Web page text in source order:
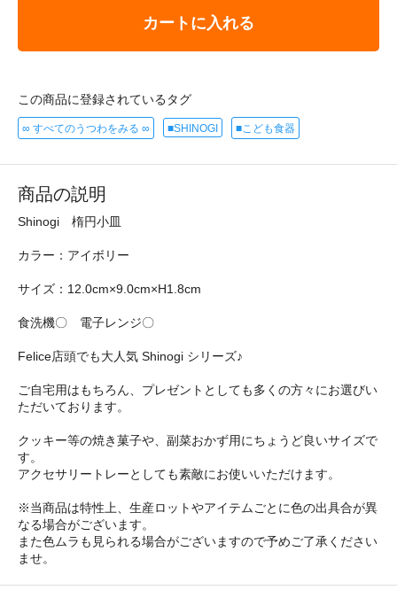
カートに入れる
この商品に登録されているタグ
∞ すべてのうつわをみる ∞ ■SHINOGI ■こども食器
商品の説明
Shinogi 楕円小皿
カラー：アイボリー
サイズ：12.0cm×9.0cm×H1.8cm
食洗機〇 電子レンジ〇
Felice店頭でも大人気 Shinogi シリーズ♪
ご自宅用はもちろん、プレゼントとしても多くの方々にお選びい
ただいております。
クッキー等の焼き菓子や、副菜おかず用にちょうど良いサイズで
す。
アクセサリートレーとしても素敵にお使いいただけます。
※当商品は特性上、生産ロットやアイテムごとに色の出具合が異
なる場合がございます。
また色ムラも見られる場合がございますので予めご了承ください
ませ。